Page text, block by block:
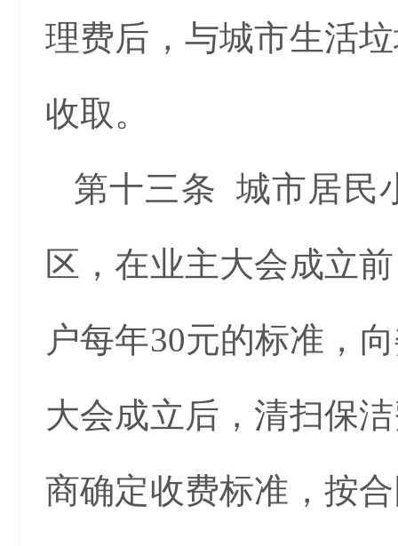
理费后，与城市生活
收取。
第十三条 城市居民
区，在业主大会成立
户每年30元的标准，
大会成立后，清扫保
商确定收费标准，按